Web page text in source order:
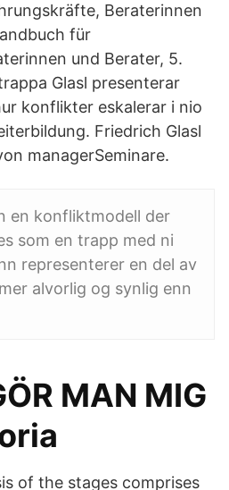
Beraterinnen
für
und Berater, 5.
Glasl presenterar
konflikter eskalerar i nio
Friedrich Glasl
managerSeminare.
en konfliktmodell der
som en trapp med ni
representerer en del av
alvorlig og synlig enn
MAN MIG
of the stages comprises